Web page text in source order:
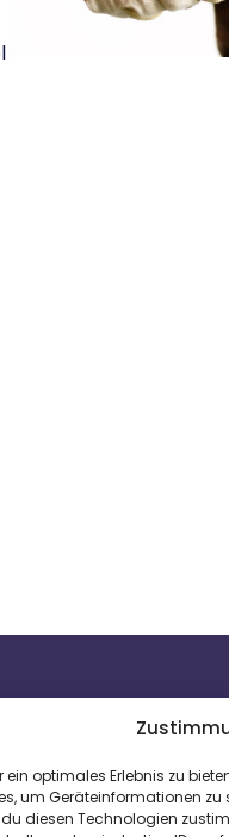
ein optimales Erlebnis zu
um Geräteinformationen
diesen Technologien
K-